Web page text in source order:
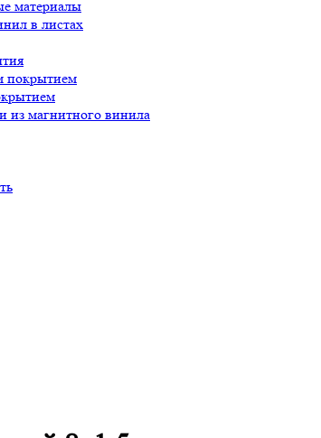
материалы
в листах
покрытием
из магнитного винила